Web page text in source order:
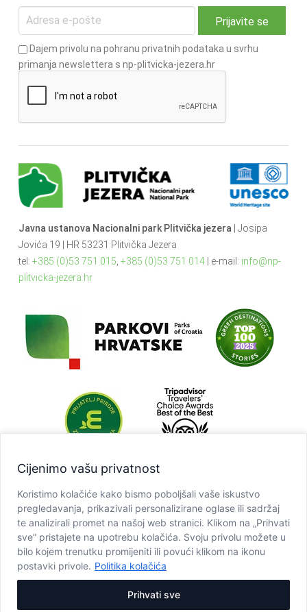
Cijenimo vašu privatnost
Koristimo kolačiće kako bismo poboljšali vaše iskustvo
pregledavanja, prikazivali personalizirane oglase ili sadržaj
te analizirali promet na našoj web stranici. Klikom na „Prihvati
sve” pristajete na upotrebu kolačića. Svoju privolu možete u
bilo kojem trenutku promijeniti ili povući klikom na ikonu
postavki privole. Politika kolačića
Prihvati sve
Dajem privolu na pohranu privatnih podataka u svrhu
primanja newslettera s np-plitvicka-jezera.hr
Javna ustanova Nacionalni park Plitvička jezera | Josipa
Jovića 19 | HR 53231 Plitvička Jezera
tel: +385 (0)53 751 015 +385 (0)53 751 014| e-mail: info@np-
plitvicka-jezera.hr